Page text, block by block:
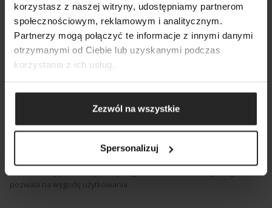
korzystasz z naszej witryny, udostępniamy partnerom
społecznościowym, reklamowym i analitycznym.
Partnerzy mogą połączyć te informacje z innymi danymi
otrzymanymi od Ciebie lub uzyskanymi podczas
korzystania z ich usług.
Zezwól na wszystkie
Spersonalizuj
Media dopasowane do filtrów FZN PRO/ VERSAMAX PRO/ NEO
Bardzo ciche i wydajnefiltry kaskadowe FZN PROprzeznaczone są
do akwariów o pojemności od 10 aż do 300 litrów. Mogą być
pozwala na wygodę użytkowania.
POKAŻ LISTĘ
DODAJ NASTĘPNY
POKAŻ PORÓWNANIE
DODAJ NASTĘPNY
DODAJ NASTĘPNY
SZUKAJ